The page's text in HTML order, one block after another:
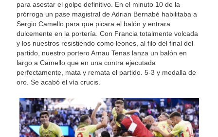
para asestar el golpe definitivo. En el minuto 10 de la
prórroga un pase magistral de Adrian Bernabé habilitaba a
Sergio Camello para que picara el balón y entrara
dulcemente en la portería. Con Francia totalmente volcada
y los nuestros resistiendo como leones, al filo del final del
partido, nuestro portero Arnau Tenas lanza un balón en
largo a Camello que en una contra ejecutada
perfectamente, mata y remata el partido. 5-3 y medalla de
oro. Se acabó el vía crucis.